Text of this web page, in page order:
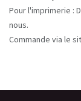
Pour l'imprimerie :
nous.
Commande via le